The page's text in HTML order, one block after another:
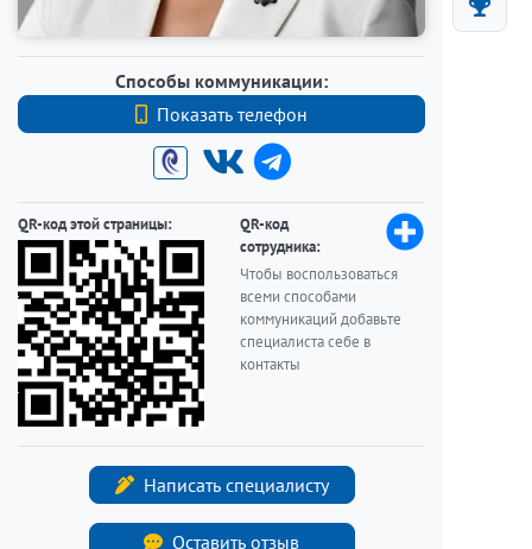
Способы коммуникации:
Показать телефон
+7 9111181947
QR-код этой страницы:
QR-код
сотрудника:
Чтобы воспользоваться
всеми способами
коммуникаций добавьте
специалиста себе в
контакты
Написать специалисту
Оставить отзыв